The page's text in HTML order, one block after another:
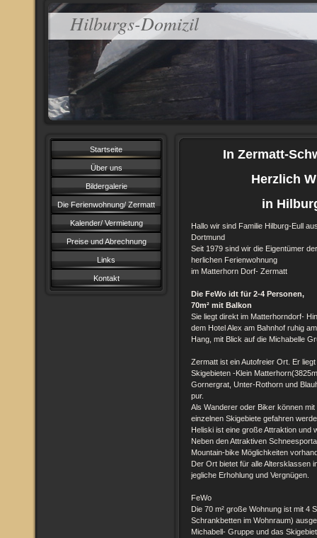
Hilburgs-Domizil
Startseite
Über uns
Bildergalerie
Die Ferienwohnung/ Zermatt
Kalender/ Vermietung
Preise und Abrechnung
Links
Kontakt
In Zermatt-
Herzlich
in Hilburg´s
Hallo wir sind Familie Hilburg-Eull
Dortmund
Seit 1979 sind wir die Eigentümer der
herlichen Ferienwohnung
im Matterhorn Dorf- Zermatt
Die FeWo idt für 2-4 Personen,
70m² mit Balkon
Sie liegt direkt im Matterhorndorf-
dem Hotel Alex am Bahnhof ruhig am
Hang, mit Blick auf die Michabelle
Zermatt ist ein Autofreier Ort. Er
Skigebieten -Klein
Gornergrat, Unter-Rothorn und
pur.
Als Wanderer oder Biker können
einzelnen Skigebiete gefahren
Heliski ist eine große Attraktion und
Neben den Attraktiven
Mountain-bike Möglichkeiten
Der Ort bietet für alle Altersklassen
jegliche Erhohlung und Vergnügen.
FeWo
Die 70 m² große Wohnung ist mit 4
Schrankbetten im Wohnraum)
Michabell- Gruppe und das